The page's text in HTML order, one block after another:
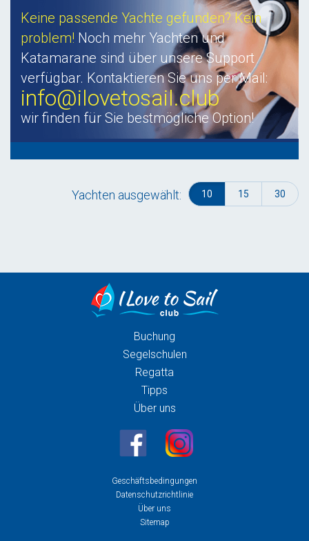
Keine passende Yachte gefunden? Kein
problem! Noch mehr Yachten und
Katamarane sind über unsere Support
verfügbar. Kontaktieren Sie uns per Mail:
info@ilovetosail.club
wir finden für Sie bestmögliche Option!
Yachten ausgewählt: 10 15 30
Buchung
Segelschulen
Regatta
Tipps
Über uns
Geschäftsbedingungen
Datenschutzrichtlinie
Über uns
Sitemap